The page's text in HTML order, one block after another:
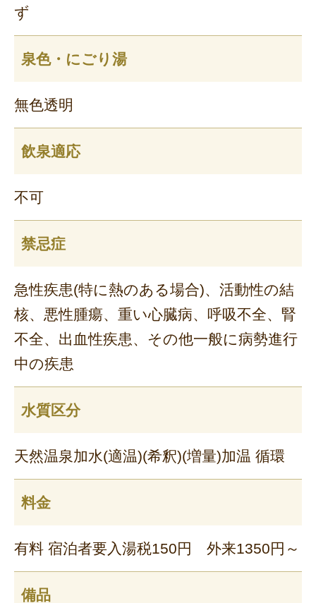
ず
泉色・にごり湯
無色透明
飲泉適応
不可
禁忌症
急性疾患(特に熱のある場合)、活動性の結
核、悪性腫瘍、重い心臓病、呼吸不全、腎
不全、出血性疾患、その他一般に病勢進行
中の疾患
水質区分
天然温泉加水(適温)(希釈)(増量)加温 循環
料金
有料 宿泊者要入湯税150円 外来1350円～
備品